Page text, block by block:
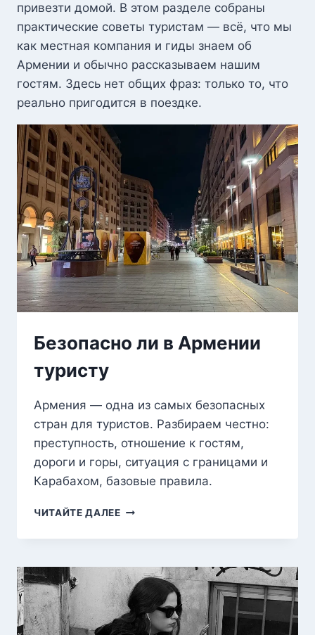
привезти домой. В этом разделе собраны
практические советы туристам — всё, что мы
как местная компания и гиды знаем об
Армении и обычно рассказываем нашим
гостям. Здесь нет общих фраз: только то, что
реально пригодится в поездке.
Безопасно ли в Армении
туристу
Армения — одна из самых безопасных
стран для туристов. Разбираем честно:
преступность, отношение к гостям,
дороги и горы, ситуация с границами и
Карабахом, базовые правила.
ЧИТАЙТЕ ДАЛЕЕБЕЗОПАСНО
В
ТУРИСТУ